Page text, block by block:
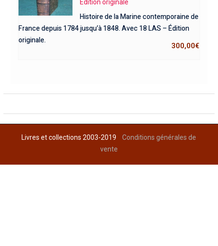
Edition originale
Histoire de la Marine contemporaine de
France depuis 1784 jusqu’à 1848. Avec 18 LAS – Édition
originale.
300,00€
Livres et collections 2003-2019Conditions générales de
vente